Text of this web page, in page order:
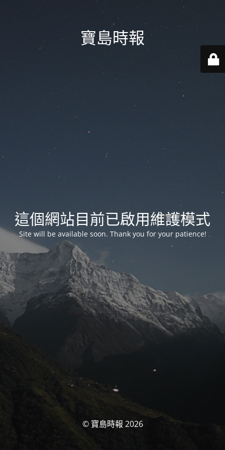
寶島時報
這個網站目前已啟用維護模式
Site will be available soon. Thank you for your patience!
© 寶島時報 2026